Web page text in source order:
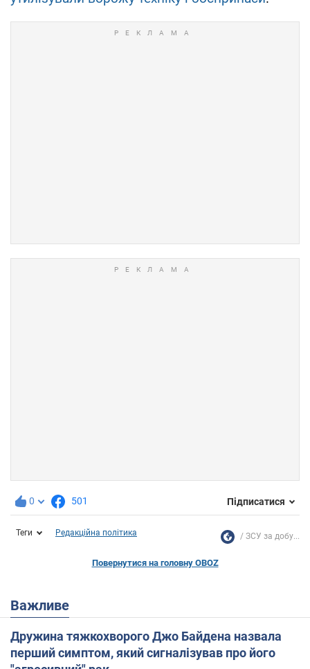
0 501 Підписатися
Теги Редакційна політика ЗСУ за добу...
Повернутися на головну OBOZ
Важливе
Дружина тяжкохворого Джо Байдена назвала
перший симптом, який сигналізував про його